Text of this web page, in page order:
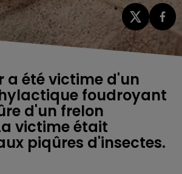
a été victime d'un
foudroyant
d'un frelon
victime était
piqûres d'insectes.